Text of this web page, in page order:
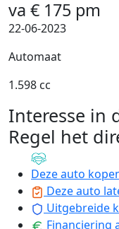
va € 175 pm
22-06-2023
Automaat
1.598 cc
Interesse in
Regel het
Deze auto
Deze auto
Uitgebreide
Financiering